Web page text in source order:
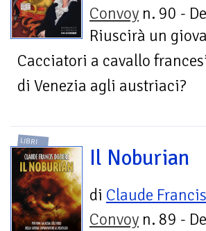
Convoy n. 90 -
Riuscirà un
Cacciatori a cavallo
di Venezia agli austriaci?
LIBRI
Il Noburian
di Claude
Convoy n. 89 -